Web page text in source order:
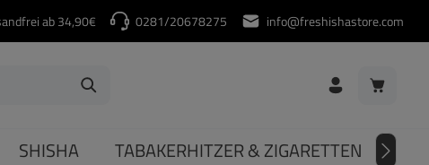
ab 34,90€ 0281/20678275 info@freshishastore.com
SHISHA TABAKERHITZER & ZIGARETTEN